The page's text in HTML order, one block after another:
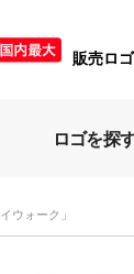
販売ロ
ロゴを探
ウォーク」